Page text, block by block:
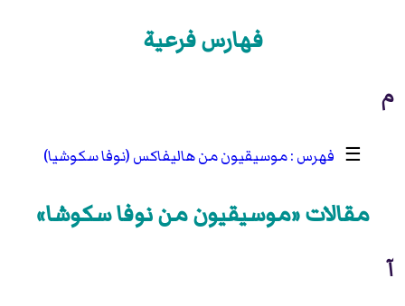
فهارس فرعية
م
☰ موسيقيون من هاليفاكس (نوفا سكوشيا)
مقالات «موسيقيون من نوفا سكوشا»
آ